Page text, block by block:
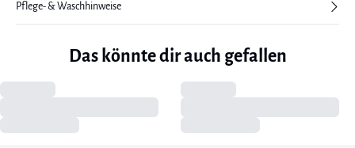
Pflege- & Waschhinweise
Das könnte dir auch gefallen